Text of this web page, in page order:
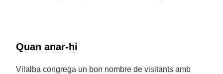
Quan anar-hi
Vilalba congrega un bon nombre de visitants amb